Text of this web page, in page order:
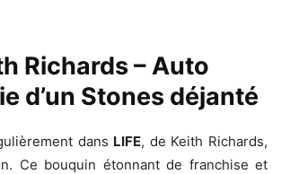
Richards – Auto
d’un Stones déjanté
dans LIFE, de Keith Richards,
Ce bouquin étonnant de franchise et